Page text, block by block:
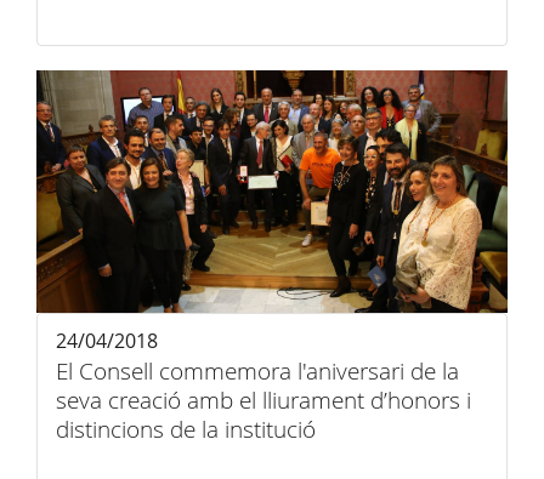
El Consell commemora l'aniversari de la
seva creació amb el lliurament d’honors i
distincions de la institució
24/04/2018